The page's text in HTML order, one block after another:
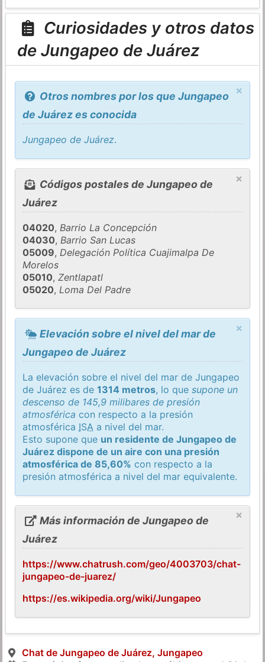
Curiosidades y otros datos
de Jungapeo de Juárez
×
Otros nombres por los que Jungapeo
de Juárez es conocida
Jungapeo de Juárez.
×
Códigos postales de Jungapeo de
Juárez
04020, Barrio La Concepción
04030, Barrio San Lucas
05009, Delegación Política Cuajimalpa De
Morelos
05010,Zentlapatl
05020, Loma Del Padre
×
Elevación sobre el nivel del mar de
Jungapeo de Juárez
La elevación sobre el nivel del mar de Jungapeo
de Juárez es de1314 metros, lo quesupone un
descenso de 145,9 milibares de presión
atmosférica con respecto a la presión
atmosférica ISA a nivel del mar.
Esto supone que un residente de Jungapeo de
Juárez dispone de un aire con una presión
atmosférica de 85,60% con respecto a la
presión atmosférica a nivel del mar equivalente.
×
Más información de Jungapeo de
Juárez
https://www.chatrush.com/geo/4003703/chat-
jungapeo-de-juarez/
https://es.wikipedia.org/wiki/Jungapeo
Chat de Jungapeo de Juárez, Jungapeo